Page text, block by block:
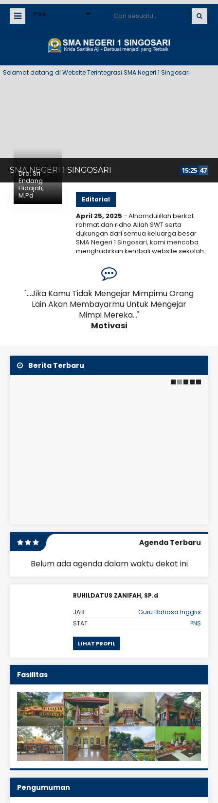
datang di Website Terintegrasi SMA Negeri 1 Singosari
SMA NEGERI 1 SINGOSARI 15:25 48
Dra. Sri
Endang
Hidajati,
M.Pd Editorial
April 25, 2025 - Alhamdulillah berkat
rahmat dan ridho Allah SWT serta
dukungan dari semua keluarga besar
SMA Negeri 1 Singosari, kami mencoba
menghadirkan kembali website sekolah.
banyak..Selengkapnya
"...Jika Kamu Tidak Mengejar Mimpimu Orang
Lain Akan Membayarmu Untuk Mengejar
Mimpi Mereka..."
Motivasi
Berita Terbaru
19 Juni 2026
JADWAL KBM KELAS
dengan alokasi waktu sebagai berikut:
Agenda Terbaru
Belum ada agenda dalam waktu dekat ini
RUHILDATUS ZANIFAH, SP.d
JAB
Guru Bahasa Inggris
STAT
PNS
LIHAT PROFIL
Fasilitas
Pengumuman